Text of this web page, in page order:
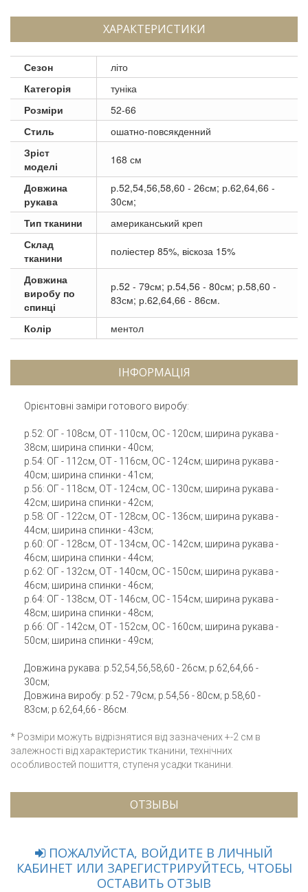
ХАРАКТЕРИСТИКИ
Сезон
літо
Категорія
туніка
Розміри
52-66
Стиль
ошатно-повсякденний
Зріст
моделі
168 см
Довжина
рукава
р.52,54,56,58,60 - 26см; р.62,64,66 -
30см;
Тип тканини
американський креп
Склад
тканини
поліестер 85%, віскоза 15%
Довжина
виробу по
спинці
р.52 - 79см; р.54,56 - 80см; р.58,60 -
83см; р.62,64,66 - 86см.
Колір ментол
ІНФОРМАЦІЯ
Орієнтовні заміри готового виробу:
р.52: ОГ - 108см, ОТ - 110см, ОС - 120см; ширина рукава -
38см; ширина спинки - 40см;
р.54: ОГ - 112см, ОТ - 116см, ОС - 124см; ширина рукава -
40см; ширина спинки - 41см;
р.56: ОГ - 118см, ОТ - 124см, ОС - 130см; ширина рукава -
42см; ширина спинки - 42см;
р.58: ОГ - 122см, ОТ - 128см, ОС - 136см; ширина рукава -
44см; ширина спинки - 43см;
р.60: ОГ - 128см, ОТ - 134см, ОС - 142см; ширина рукава -
46см; ширина спинки - 44см;
р.62: ОГ - 132см, ОТ - 140см, ОС - 150см; ширина рукава -
46см; ширина спинки - 46см;
р.64: ОГ - 138см, ОТ - 146см, ОС - 154см; ширина рукава -
48см; ширина спинки - 48см;
р.66: ОГ - 142см, ОТ - 152см, ОС - 160см; ширина рукава -
50см; ширина спинки - 49см;
Довжина рукава: р.52,54,56,58,60 - 26см; р.62,64,66 -
30см;
Довжина виробу: р.52 - 79см; р.54,56 - 80см; р.58,60 -
83см; р.62,64,66 - 86см.
* Розміри можуть відрізнятися від зазначених +-2 см в
залежності від характеристик тканини, технічних
особливостей пошиття, ступеня усадки тканини.
ОТЗЫВЫ
ПОЖАЛУЙСТА, ВОЙДИТЕ В ЛИЧНЫЙ
КАБИНЕТ ИЛИ ЗАРЕГИСТРИРУЙТЕСЬ, ЧТОБЫ
ОСТАВИТЬ ОТЗЫВ